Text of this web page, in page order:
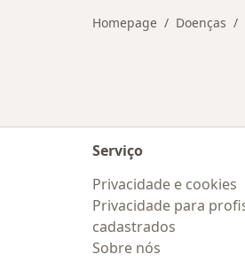
Homepage Doenças
Serviço
Privacidade e cookies
Privacidade para
cadastrados
Sobre nós